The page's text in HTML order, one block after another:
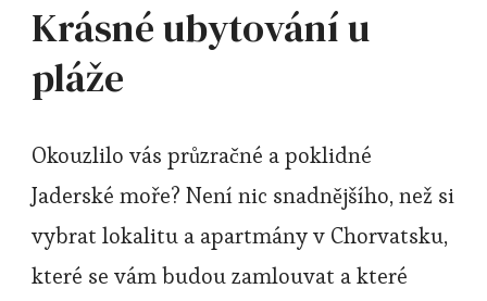
Krásné ubytování u
pláže
Okouzlilo vás průzračné a poklidné
Jaderské moře? Není nic snadnějšího, než si
vybrat lokalitu a apartmány v Chorvatsku,
které se vám budou zamlouvat a které